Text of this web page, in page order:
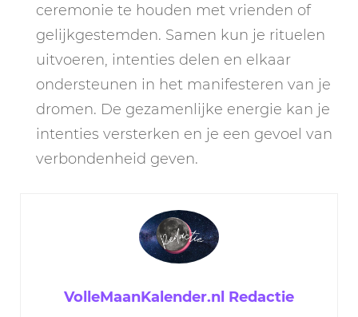
ceremonie te houden met vrienden of
gelijkgestemden. Samen kun je rituelen
uitvoeren, intenties delen en elkaar
ondersteunen in het manifesteren van je
dromen. De gezamenlijke energie kan je
intenties versterken en je een gevoel van
verbondenheid geven.
VolleMaanKalender.nl Redactie